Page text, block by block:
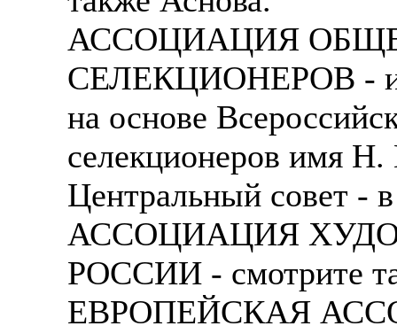
АССОЦИАЦИЯ
СЕЛЕКЦИОНЕРОВ -
на основе
селекционеров имя
Центральный совет -
АССОЦИАЦИЯ
РОССИИ - смотрите
ЕВРОПЕЙСКАЯ